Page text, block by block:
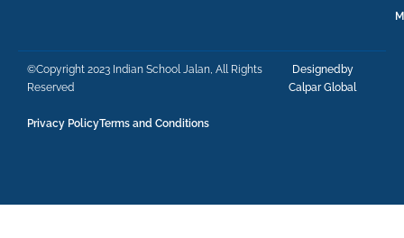
©Copyright 2023 Indian School Jalan, All Rights
Reserved
Designedby
Calpar Global
Privacy PolicyTerms and Conditions